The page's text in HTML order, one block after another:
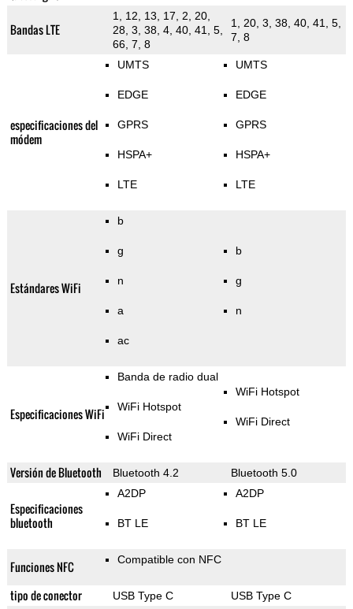
Bandas LTE
1, 12, 13, 17, 2, 20,
28, 3, 38, 4, 40, 41, 5,
66, 7, 8
1, 20, 3, 38, 40, 41, 5,
7, 8
especificaciones del
módem
UMTS
EDGE
GPRS
HSPA+
LTE
UMTS
EDGE
GPRS
HSPA+
LTE
Estándares WiFi
b
g
n
a
ac
b
g
n
Especificaciones WiFi
Banda de radio dual
WiFi Hotspot
WiFi Direct
WiFi Hotspot
WiFi Direct
Versión de Bluetooth Bluetooth 4.2 Bluetooth 5.0
Especificaciones
bluetooth
A2DP
BT LE
A2DP
BT LE
Funciones NFC Compatible con NFC
tipo de conector USB Type C USB Type C